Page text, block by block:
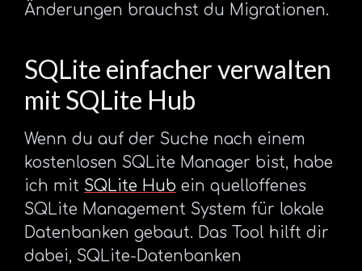
Änderungen brauchst du Migrationen.
SQLite einfacher verwalten
mit SQLite Hub
Wenn du auf der Suche nach einem
kostenlosen SQLite Manager bist, habe
ich mit SQLite Hub ein quelloffenes
SQLite Management System für lokale
Datenbanken gebaut. Das Tool hilft dir
dabei, SQLite-Datenbanken